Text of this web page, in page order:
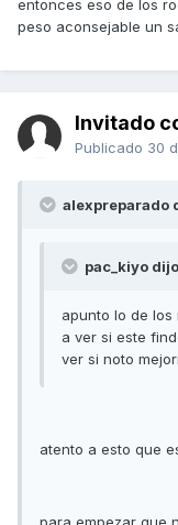
entonces eso de los
peso aconsejable un
Invitado
Publicado 30
alexpreparado
pac_kiyo
apunto lo de los
a ver si este
ver si noto
atento a esto que